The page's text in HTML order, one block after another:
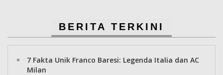
BERITA TERKINI
7 Fakta Unik Franco Baresi: Legenda Italia dan AC
Milan